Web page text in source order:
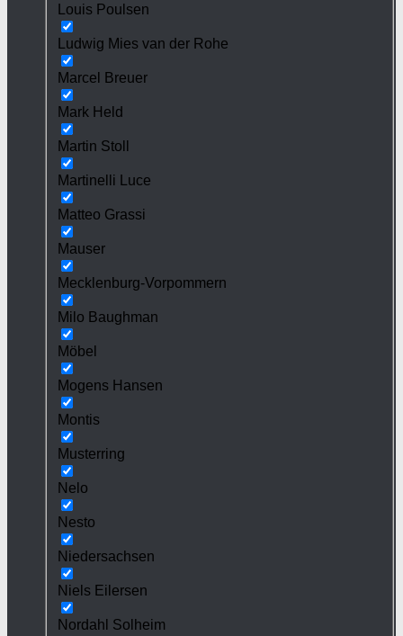
Louis Poulsen
Ludwig Mies van der Rohe
Marcel Breuer
Mark Held
Martin Stoll
Martinelli Luce
Matteo Grassi
Mauser
Mecklenburg-Vorpommern
Milo Baughman
Möbel
Mogens Hansen
Montis
Musterring
Nelo
Nesto
Niedersachsen
Niels Eilersen
Nordahl Solheim